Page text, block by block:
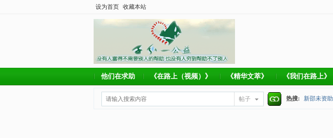
设为首页 收藏本站
他们在求助 《在路上（视频）》 《精华文萃》 《我们在路上》
帖子 热搜: 新邵未资助